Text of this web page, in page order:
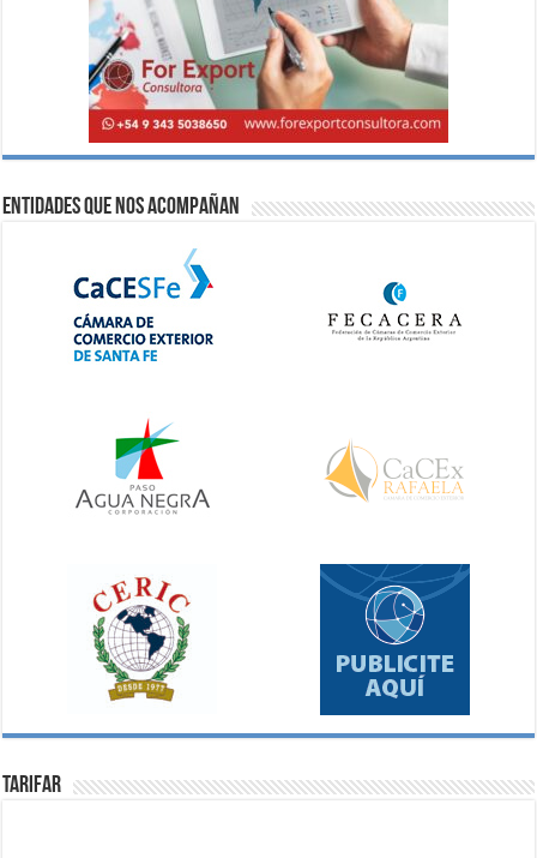
Entidades que nos acompañan
Tarifar